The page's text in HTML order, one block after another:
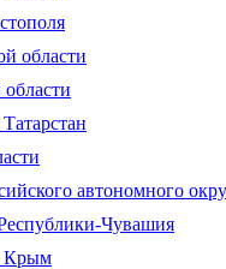
области
автономного
Чувашия
Крым